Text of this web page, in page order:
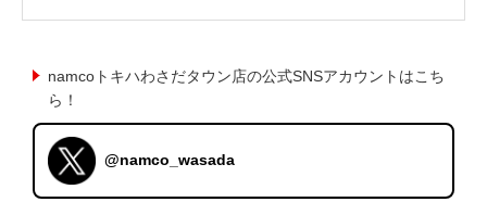
namcoトキハわさだタウン店の公式SNSアカウントはこち
ら！
@namco_wasada